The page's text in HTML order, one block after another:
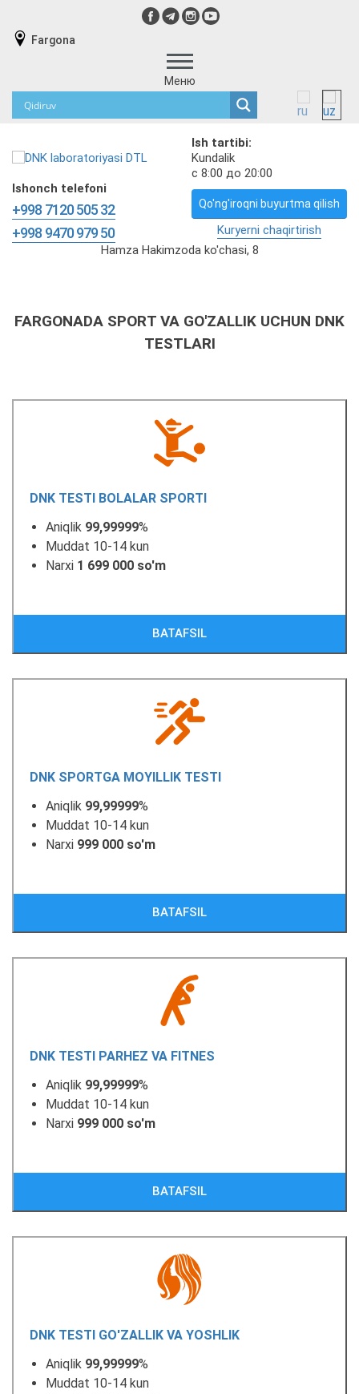
Fargona
Меню
Ish tartibi:
Kundalik
с 8:00 до 20:00
Ishonch telefoni
+998 7120 505 32
+998 9470 979 50
Qo'ng'iroqni buyurtma qilish
Kuryerni chaqirtirish
Hamza Hakimzoda ko'chasi, 8
FARGONADA SPORT VA GO'ZALLIK UCHUN DNK
TESTLARI
DNK TESTI BOLALAR SPORTI
Aniqlik 99,99999%
Muddat 10-14 kun
Narxi 1 699 000 so'm
BATAFSIL
DNK SPORTGA MOYILLIK TESTI
Aniqlik 99,99999%
Muddat 10-14 kun
Narxi 999 000 so'm
BATAFSIL
DNK TESTI PARHEZ VA FITNES
Aniqlik 99,99999%
Muddat 10-14 kun
Narxi 999 000 so'm
BATAFSIL
DNK TESTI GO'ZALLIK VA YOSHLIK
Aniqlik 99,99999%
Muddat 10-14 kun